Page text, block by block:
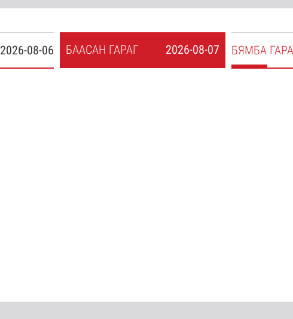
2026-08-06 2026-08-07
БААСАН ГАРАГ БЯМБА